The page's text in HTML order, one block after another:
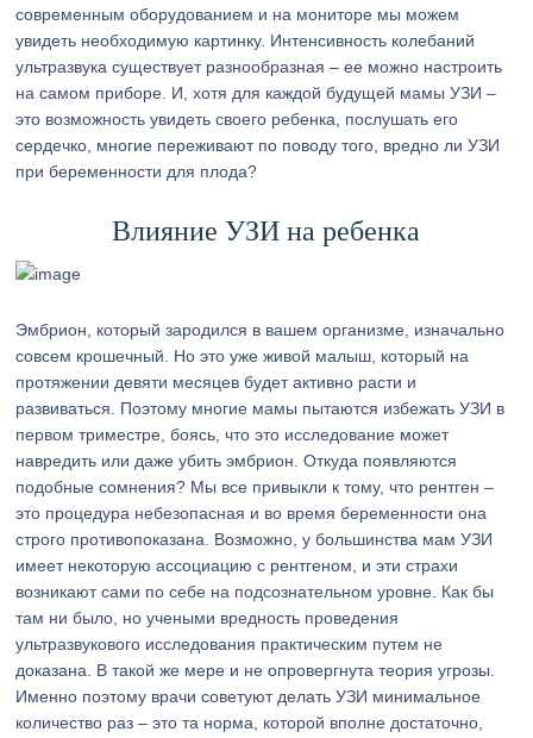
современным оборудованием и на мониторе мы можем
увидеть необходимую картинку. Интенсивность колебаний
ультразвука существует разнообразная – ее можно настроить
на самом приборе. И, хотя для каждой будущей мамы УЗИ –
это возможность увидеть своего ребенка, послушать его
сердечко, многие переживают по поводу того, вредно ли УЗИ
при беременности для плода?
Влияние УЗИ на ребенка
Эмбрион, который зародился в вашем организме, изначально
совсем крошечный. Но это уже живой малыш, который на
протяжении девяти месяцев будет активно расти и
развиваться. Поэтому многие мамы пытаются избежать УЗИ в
первом триместре, боясь, что это исследование может
навредить или даже убить эмбрион. Откуда появляются
подобные сомнения? Мы все привыкли к тому, что рентген –
это процедура небезопасная и во время беременности она
строго противопоказана. Возможно, у большинства мам УЗИ
имеет некоторую ассоциацию с рентгеном, и эти страхи
возникают сами по себе на подсознательном уровне. Как бы
там ни было, но учеными вредность проведения
ультразвукового исследования практическим путем не
доказана. В такой же мере и не опровергнута теория угрозы.
Именно поэтому врачи советуют делать УЗИ минимальное
количество раз – это та норма, которой вполне достаточно,